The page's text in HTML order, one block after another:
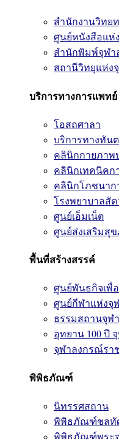
สำนักงานวิทย
ศูนย์หนังสือแห่
สำนักพิมพ์จุฬา
สถานีวิทยุแห่ง
บริการทางการแพทย์
โอสถศาลา
บริการทางทัน
คลินิกกายภาพ
คลินิกเทคนิคก
คลินิกโภชนาก
โรงพยาบาลสัต
ศูนย์เอ็มเน็ต
ศูนย์ส่งเสริมสุ
พื้นที่สร้างสรรค์
ศูนย์พันธกิจเพื่
ศูนย์กีฬาแห่งจุ
ธรรมสถานจุฬ
อุทยาน 100 ปี
จุฬาลงกรณ์รา
พิพิธภัณฑ์
นิทรรศสถาน
พิพิธภัณฑ์ชลทั
พิพิธภัณฑ์พระ